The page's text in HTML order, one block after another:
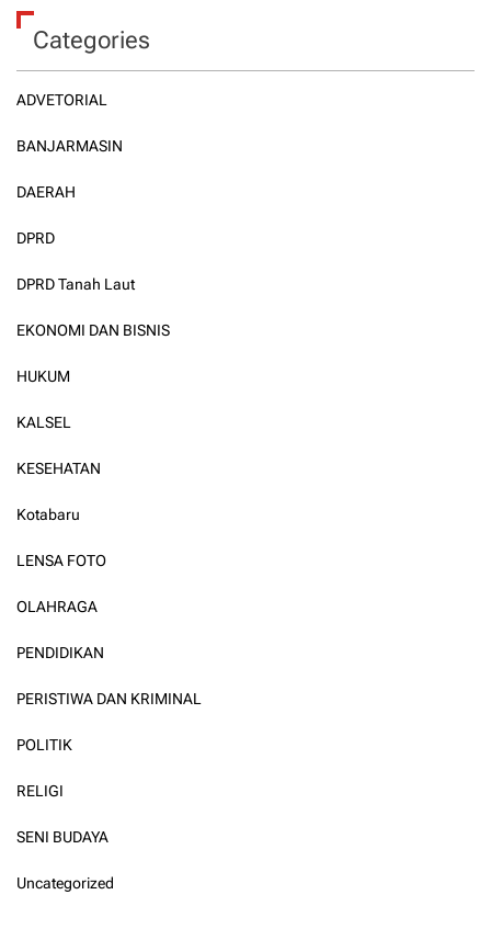
Categories
ADVETORIAL
BANJARMASIN
DAERAH
DPRD
DPRD Tanah Laut
EKONOMI DAN BISNIS
HUKUM
KALSEL
KESEHATAN
Kotabaru
LENSA FOTO
OLAHRAGA
PENDIDIKAN
PERISTIWA DAN KRIMINAL
POLITIK
RELIGI
SENI BUDAYA
Uncategorized